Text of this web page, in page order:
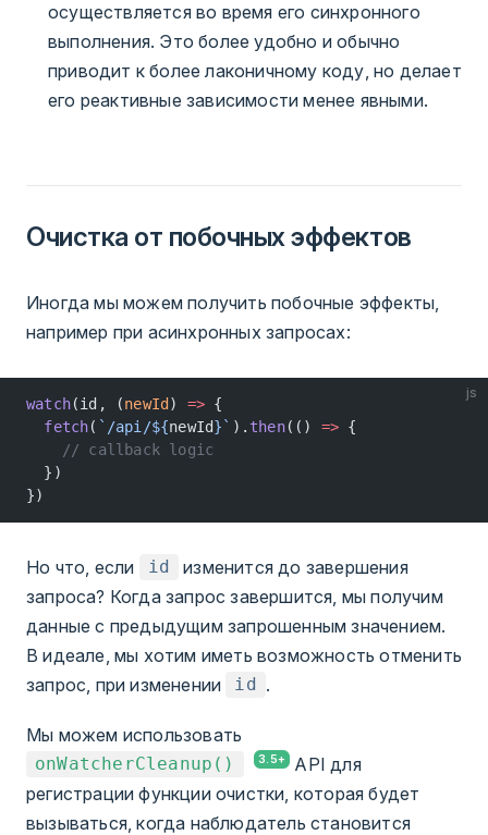
осуществляется во время его синхронного
выполнения. Это более удобно и обычно
приводит к более лаконичному коду, но делает
его реактивные зависимости менее явными.
Очистка от побочных эффектов
Иногда мы можем получить побочные эффекты,
например при асинхронных запросах:
js
watch(id, (newId ) => {
  fetch
( `/api/${newId}` ). then(() => {
    // callback logic
  })
})
Но что, если id
изменится до завершения
запроса? Когда запрос завершится, мы получим
данные с предыдущим запрошенным значением.
В идеале, мы хотим иметь возможность отменить
запрос, при изменении
id .
Мы можем использовать
onWatcherCleanup()
API для
регистрации функции очистки, которая будет
вызываться, когда наблюдатель становится